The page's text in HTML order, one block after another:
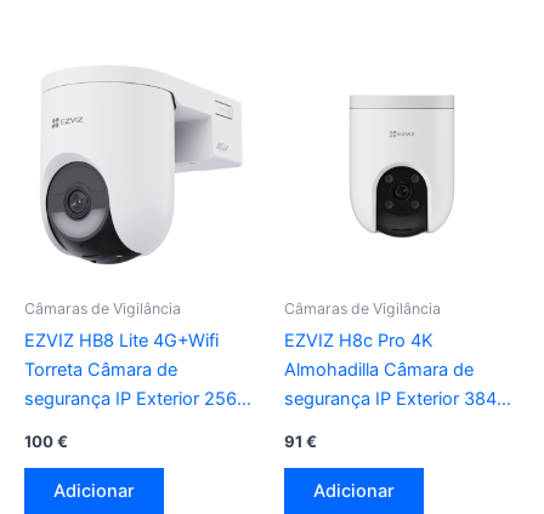
Câmaras de Vigilância
EZVIZ HB8 Lite 4G+Wifi
Torreta Câmara de
segurança IP Exterior 2560
100€
Adicionar
Câmaras de Vigilância
EZVIZ H8c Pro 4K
Almohadilla Câmara de
segurança IP Exterior 3840
91 €
Adicionar